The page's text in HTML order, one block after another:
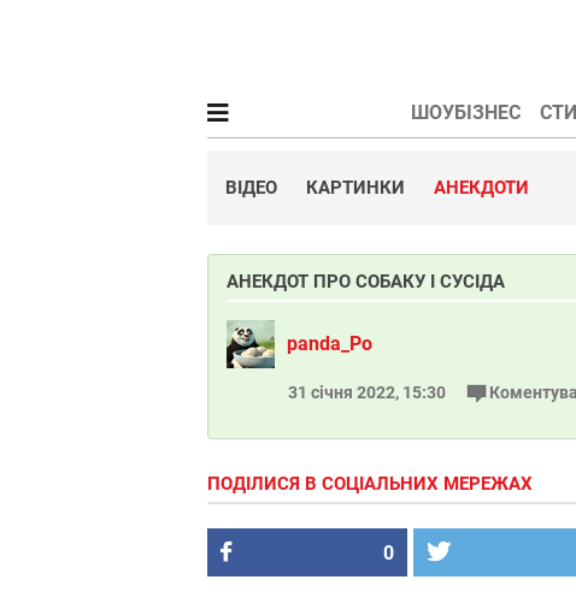
ШОУБІЗНЕС
ВІДЕО КАРТИНКИ АНЕКДОТИ
АНЕКДОТ ПРО СОБАКУ І СУСІДА
panda_Po
31 січня 2022, 15:30
ПОДІЛИСЯ В СОЦІАЛЬНИХ МЕРЕЖАХ
0